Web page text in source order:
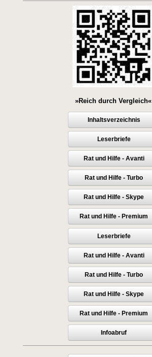
»Reich durch Vergleich«
Inhaltsverzeichnis
Leserbriefe
Rat und Hilfe - Avanti
Rat und Hilfe - Turbo
Rat und Hilfe - Skype
Rat und Hilfe - Premium
Leserbriefe
Rat und Hilfe - Avanti
Rat und Hilfe - Turbo
Rat und Hilfe - Skype
Rat und Hilfe - Premium
Infoabruf